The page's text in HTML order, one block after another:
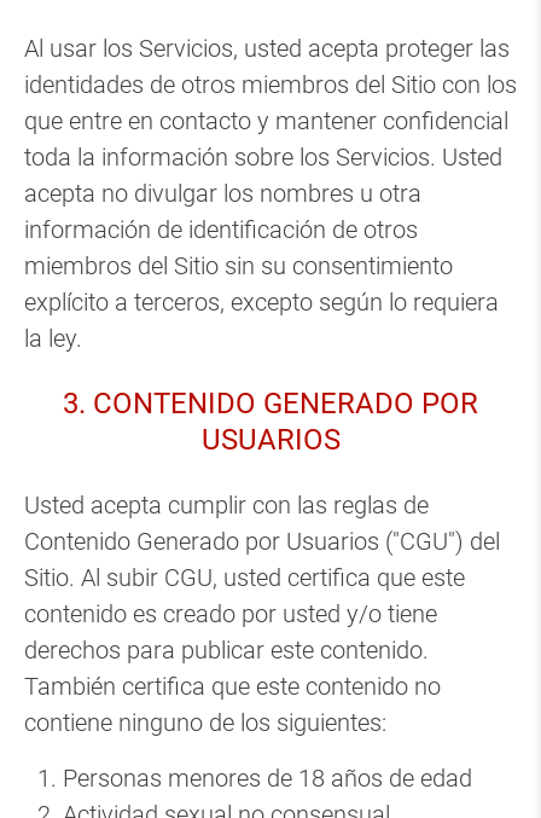
Al usar los Servicios, usted acepta proteger las
identidades de otros miembros del Sitio con los
que entre en contacto y mantener confidencial
toda la información sobre los Servicios. Usted
acepta no divulgar los nombres u otra
información de identificación de otros
miembros del Sitio sin su consentimiento
explícito a terceros, excepto según lo requiera
la ley.
3. CONTENIDO GENERADO POR
USUARIOS
Usted acepta cumplir con las reglas de
Contenido Generado por Usuarios ("CGU") del
Sitio. Al subir CGU, usted certifica que este
contenido es creado por usted y/o tiene
derechos para publicar este contenido.
También certifica que este contenido no
contiene ninguno de los siguientes:
Personas menores de 18 años de edad